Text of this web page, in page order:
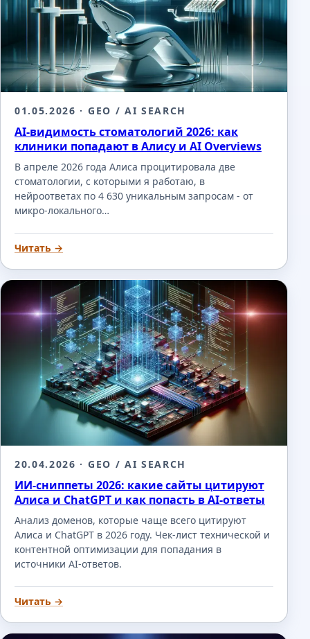
01.05.2026 · GEO / AI SEARCH
AI-видимость стоматологий 2026: как
клиники попадают в Алису и AI Overviews
В апреле 2026 года Алиса процитировала две
стоматологии, с которыми я работаю, в
нейроответах по 4 630 уникальным запросам - от
микро-локального…
Читать →
20.04.2026 · GEO / AI SEARCH
ИИ-сниппеты 2026: какие сайты цитируют
Алиса и ChatGPT и как попасть в AI-ответы
Анализ доменов, которые чаще всего цитируют
Алиса и ChatGPT в 2026 году. Чек-лист технической и
контентной оптимизации для попадания в
источники AI-ответов.
Читать →